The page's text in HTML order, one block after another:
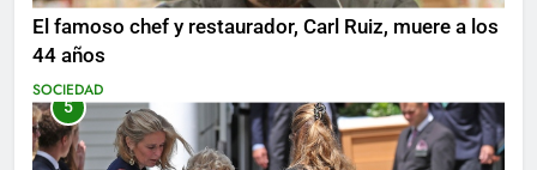
El famoso chef y restaurador, Carl Ruiz, muere a los
44 años
SOCIEDAD
5